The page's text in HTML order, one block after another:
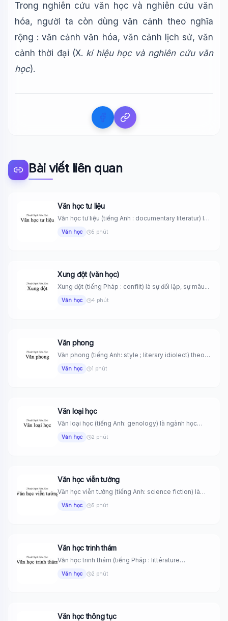
Trong nghiên cứu văn học và nghiên cứu văn
hóa, người ta còn dùng văn cảnh theo nghĩa
rộng : văn cảnh văn hóa, văn cảnh lịch sử, văn
cảnh thời đại (X. kí hiệu học và nghiên cứu văn
học).
Bài viết liên quan
Văn học tư liệu
Văn học tư liệu (tiếng Anh : documentary literatur) là
Văn học 5 phút
Xung đột (văn học)
Xung đột (tiếng Pháp : conflit) là sự đối lập, sự mâu...
Văn học 4 phút
Văn phong
Văn phong (tiếng Anh: style ; literary idiolect) theo
Văn học 1 phút
Văn loại học
Văn loại học (tiếng Anh: genology) là ngành học
Văn học 2 phút
Văn học viễn tưởng
Văn học viễn tưởng (tiếng Anh: science fiction) là
Văn học 5 phút
Văn học trinh thám
Văn học trinh thám (tiếng Pháp : littérature
Văn học 2 phút
Văn học thông tục
🎓
Xin chào!
Tôi là trợ lý AI của TuDienWiki. Hãy hỏi tôi bất kỳ điều gì
về các bài viết trên Wiki!
🔬 Albert Einstein